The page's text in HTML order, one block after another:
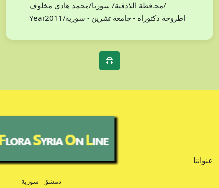
محافظة اللاذقية/ سوريا/محمد هادي مخلوف/
Year2011/اطروحة دكتوراه - جامعة تشرين - سورية
عنواننا
دمشق - سورية